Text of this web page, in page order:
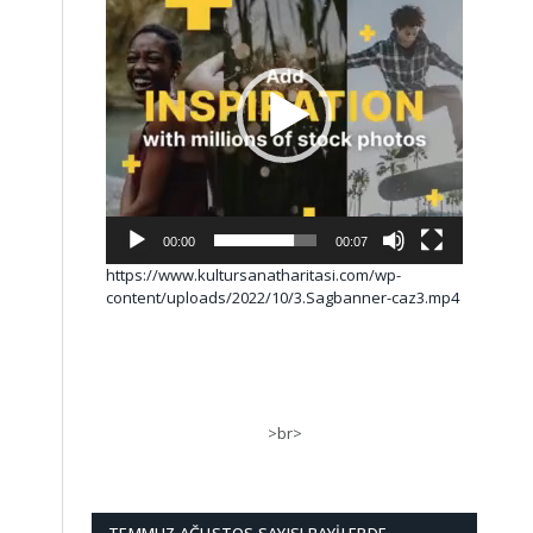
00:00 00:07
https://www.kultursanatharitasi.com/wp-
content/uploads/2022/10/3.Sagbanner-caz3.mp4
>br>